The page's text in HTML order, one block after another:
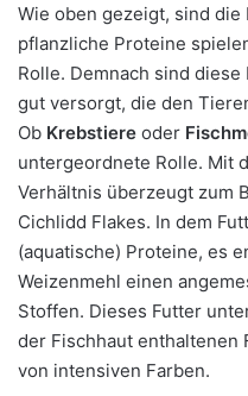
Wie oben gezeigt, sind die
pflanzliche Proteine
Rolle. Demnach sind
gut versorgt, die den
Ob Krebstiere oder
untergeordnete Rolle. Mit
Verhältnis überzeugt zum
Cichlidd Flakes. In dem
(aquatische) Proteine, es
Weizenmehl einen
Stoffen. Dieses Futter
der Fischhaut enthaltenen
von intensiven Farben.